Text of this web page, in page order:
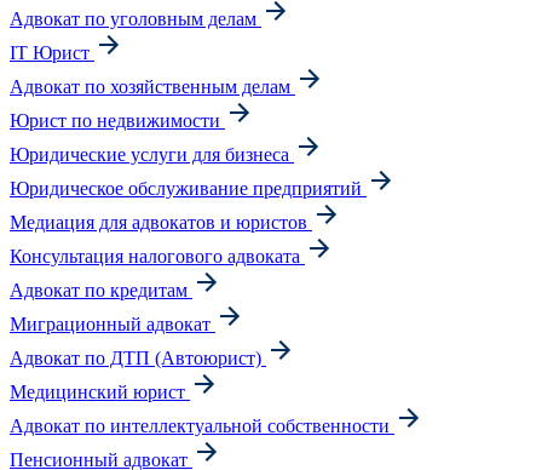
Адвокат по уголовным делам
IT Юрист
Адвокат по хозяйственным делам
Юрист по недвижимости
Юридические услуги для бизнеса
Юридическое обслуживание предприятий
Медиация для адвокатов и юристов
Консультация налогового адвоката
Адвокат по кредитам
Миграционный адвокат
Адвокат по ДТП (Автоюрист)
Медицинский юрист
Адвокат по интеллектуальной собственности
Пенсионный адвокат